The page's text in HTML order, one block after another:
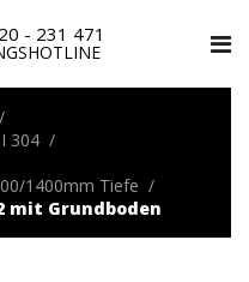
- 231 471
304
1400mm Tiefe
mit Grundboden